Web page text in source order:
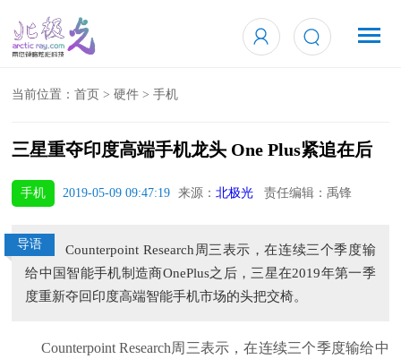
当前位置：首页 >硬件 >手机
三星重夺印度高端手机龙头 One Plus紧追在后
手机 2019-05-09 09:47:19 来源：北极光 责任编辑：禹锋
导语
Counterpoint Research周三表示，在连续三个季度输
给中国智能手机制造商OnePlus之后，三星在2019年第一季
度重新夺回印度高端智能手机市场的头把交椅。
Counterpoint Research周三表示，在连续三个季度输给中